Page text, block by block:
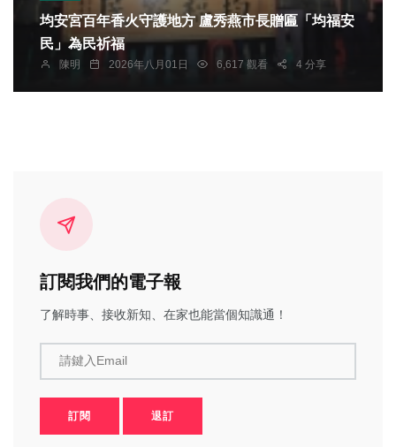
均安宮百年香火守護地方 盧秀燕市長贈匾「均福安
民」為民祈福
陳明 2026年八月01日 6,617 觀看 4 分享
訂閱我們的電子報
了解時事、接收新知、在家也能當個知識通！
請鍵入Email
訂閱 退訂